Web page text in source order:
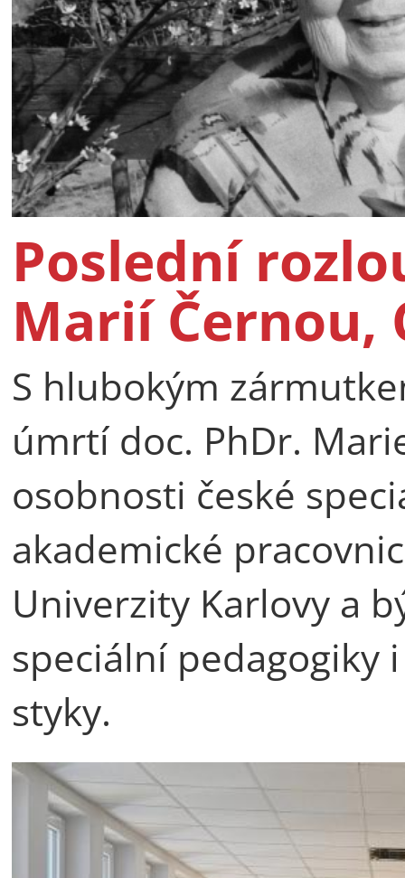
Poslední
Marií Černou,
S hlubokým
úmrtí doc. PhDr.
osobnosti české
akademické
Univerzity Karlovy a
speciální pedagogiky
styky.